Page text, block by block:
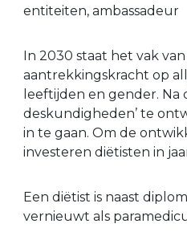
entiteiten, ambassadeur
In 2030 staat het vak
aantrekkingskracht op
leeftijden en gender. Na
deskundigheden’ te
in te gaan. Om de
investeren diëtisten in
Een diëtist is naast
vernieuwt als